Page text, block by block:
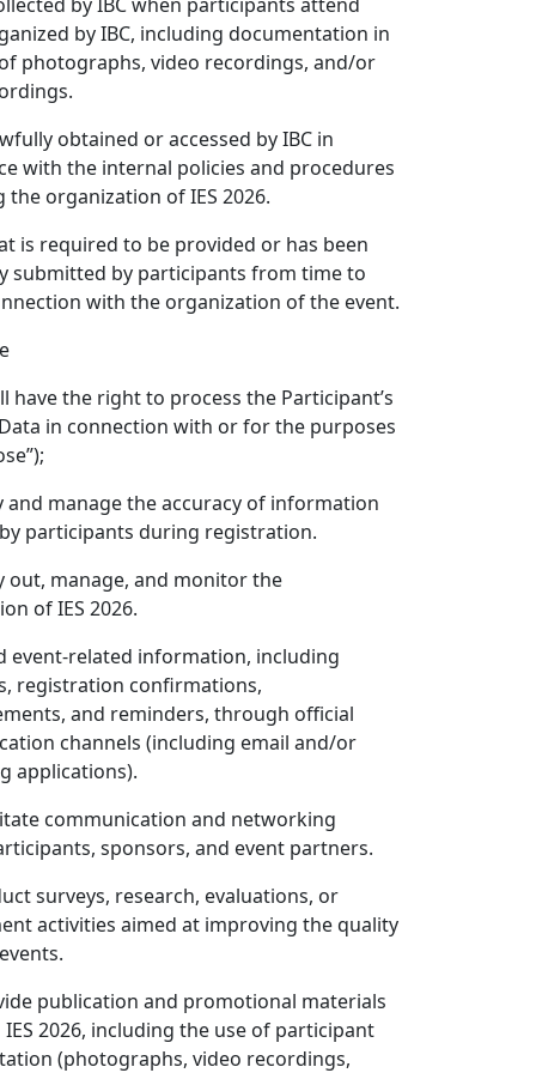
by IBC, including documentation in
photographs, video recordings, and/or
obtained or accessed by IBC in
with the internal policies and procedures
the organization of IES 2026.
is required to be provided or has been
submitted by participants from time to
with the organization of the event.
have the right to process the Participant’s
in connection with or for the purposes
”);
and manage the accuracy of information
participants during registration.
out, manage, and monitor the
of IES 2026.
event-related information, including
registration confirmations,
and reminders, through official
channels (including email and/or
applications).
communication and networking
sponsors, and event partners.
surveys, research, evaluations, or
activities aimed at improving the quality
publication and promotional materials
2026, including the use of participant
(photographs, video recordings,